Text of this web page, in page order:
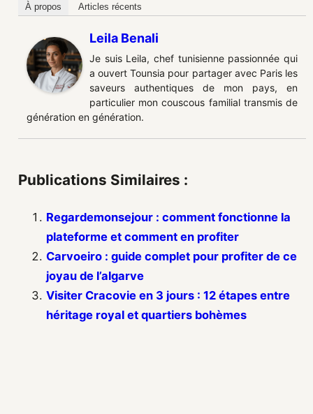
À propos Articles récents
Leila Benali
Je suis Leila, chef tunisienne passionnée qui
a ouvert Tounsia pour partager avec Paris les
saveurs authentiques de mon pays, en
particulier mon couscous familial transmis de
génération en génération.
Publications Similaires :
Regardemonsejour : comment fonctionne la
plateforme et comment en profiter
Carvoeiro : guide complet pour profiter de ce
joyau de l’algarve
Visiter Cracovie en 3 jours : 12 étapes entre
héritage royal et quartiers bohèmes